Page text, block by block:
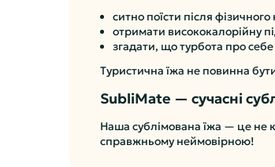
ситно поїсти після
отримати висококалорійну
згадати, що турбота про
Туристична їжа не повинна
SubliMate — сучасні
Наша сублімована їжа — це не
справжньому неймовірною!